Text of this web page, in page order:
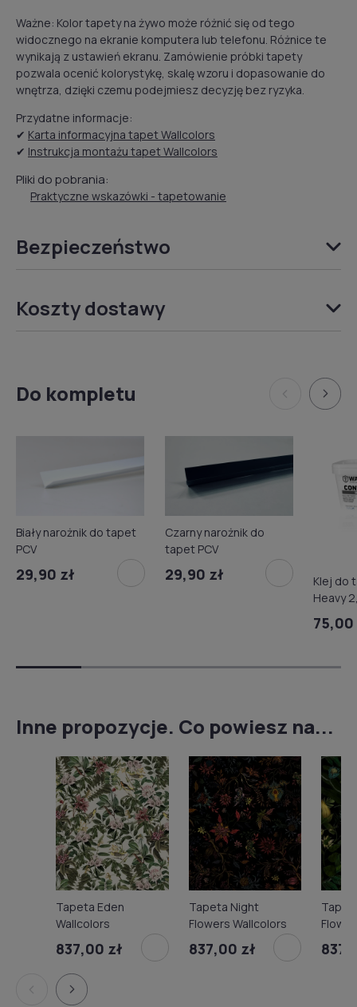
Ważne: Kolor tapety na żywo może różnić się od tego
widocznego na ekranie komputera lub telefonu. Różnice te
wynikają z ustawień ekranu. Zamówienie próbki tapety
pozwala ocenić kolorystykę, skalę wzoru i dopasowanie do
wnętrza, dzięki czemu podejmiesz decyzję bez ryzyka.
Przydatne informacje:
✔ Karta informacyjna tapet Wallcolors
✔ Instrukcja montażu tapet Wallcolors
Pliki do pobrania:
Praktyczne wskazówki - tapetowanie
Bezpieczeństwo
Koszty dostawy
Do kompletu
Biały narożnik do tapet
PCV
29,90 zł
Czarny narożnik do
tapet PCV
29,90 zł
Klej do
Heavy
75,00
Inne propozycje. Co powiesz na...
Tapeta Eden
Wallcolors
837,00 zł
Tapeta Night
Flowers Wallcolors
837,00 zł